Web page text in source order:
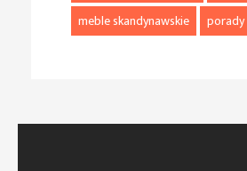
meble skandynawskie
porady